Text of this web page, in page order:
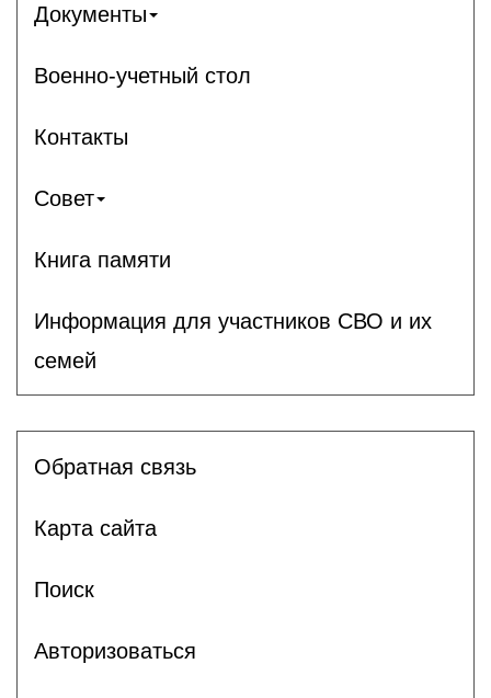
Документы
Военно-учетный стол
Контакты
Совет
Книга памяти
Информация для участников СВО и их
семей
Обратная связь
Карта сайта
Поиск
Авторизоваться